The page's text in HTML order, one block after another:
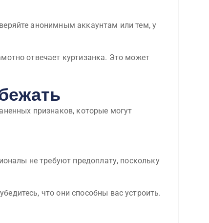
анонимным аккаунтам или тем, у
отвечает куртизанка. Это может
признаков, которые могут
не требуют предоплату, поскольку
что они способны вас устроить.